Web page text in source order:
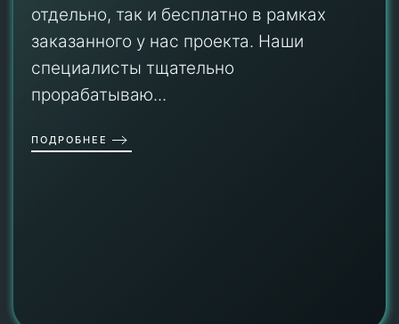
отдельно, так и бесплатно в рамках
заказанного у нас проекта. Наши
специалисты тщательно
прорабатываю...
ПОДРОБНЕЕ